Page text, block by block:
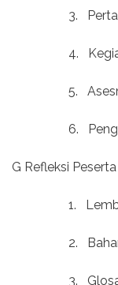
3.
4.
5.
6.
G Refleksi
1.
2.
3.